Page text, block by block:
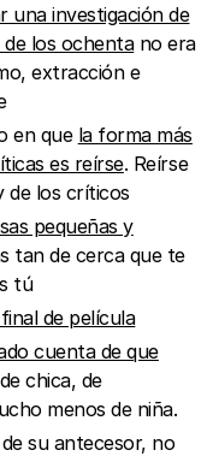
una investigación de
de los ochentano era
extracción e
en que la forma más
es reírse. Reírse
de los críticos
pequeñas y
tan de cerca que te
tú
de película
cuenta de que
chica, de
menos de niña.
su antecesor, no